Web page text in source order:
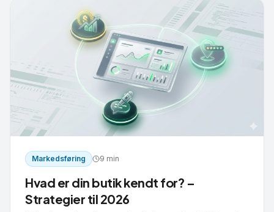
Markedsføring 9 min
Hvad er din butik kendt for? –
Strategier til 2026